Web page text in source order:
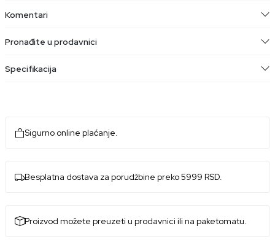
Komentari
Pronađite u prodavnici
Specifikacija
Sigurno online plaćanje.
Besplatna dostava za porudžbine preko 5999 RSD.
Proizvod možete preuzeti u prodavnici ili na paketomatu.